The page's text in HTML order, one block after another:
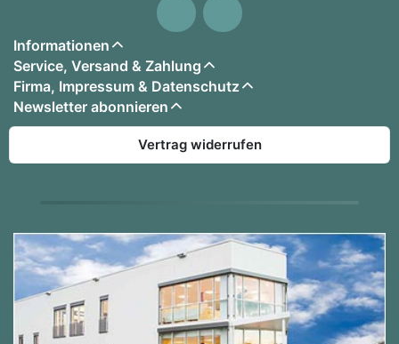
Informationen
Service, Versand & Zahlung
Firma, Impressum & Datenschutz
Newsletter abonnieren
Vertrag widerrufen